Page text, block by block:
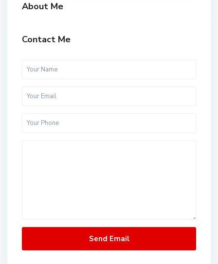
About Me
Contact Me